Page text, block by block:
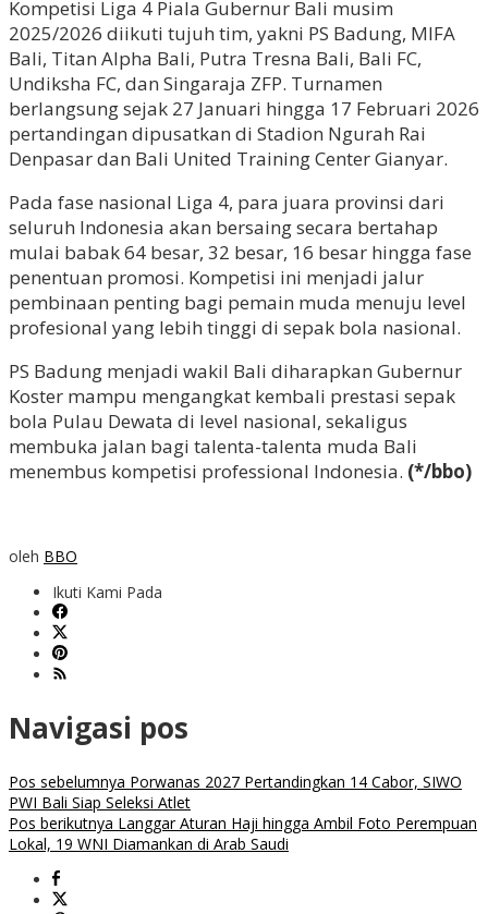
Kompetisi Liga 4 Piala Gubernur Bali musim
2025/2026 diikuti tujuh tim, yakni PS Badung, MIFA
Bali, Titan Alpha Bali, Putra Tresna Bali, Bali FC,
Undiksha FC, dan Singaraja ZFP. Turnamen
berlangsung sejak 27 Januari hingga 17 Februari 2026
pertandingan dipusatkan di Stadion Ngurah Rai
Denpasar dan Bali United Training Center Gianyar.
Pada fase nasional Liga 4, para juara provinsi dari
seluruh Indonesia akan bersaing secara bertahap
mulai babak 64 besar, 32 besar, 16 besar hingga fase
penentuan promosi. Kompetisi ini menjadi jalur
pembinaan penting bagi pemain muda menuju level
profesional yang lebih tinggi di sepak bola nasional.
PS Badung menjadi wakil Bali diharapkan Gubernur
Koster mampu mengangkat kembali prestasi sepak
bola Pulau Dewata di level nasional, sekaligus
membuka jalan bagi talenta-talenta muda Bali
menembus kompetisi professional Indonesia. (*/bbo)
oleh BBO
Ikuti Kami Pada
Navigasi pos
Pos sebelumnya Porwanas 2027 Pertandingkan 14 Cabor, SIWO
PWI Bali Siap Seleksi Atlet
Pos berikutnya Langgar Aturan Haji hingga Ambil Foto Perempuan
Lokal, 19 WNI Diamankan di Arab Saudi